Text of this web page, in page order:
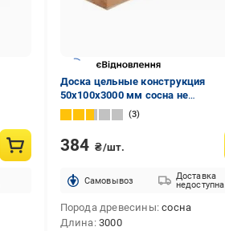
Доска цельные конструкция
50х100х3000 мм сосна не
обработанная 3
384 ₴/шт.
Cамовывоз
Доставка
недоступна
Порода древесины сосна
Длина 3000